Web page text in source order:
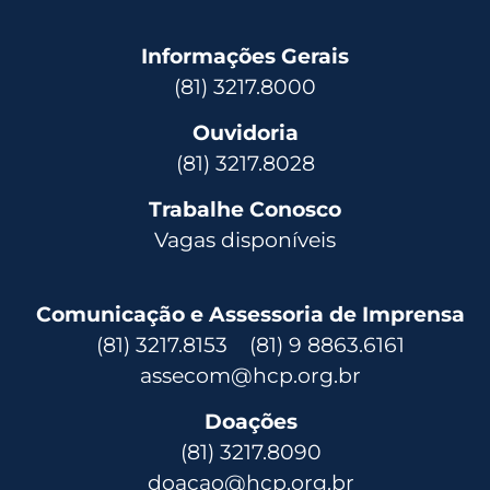
Informações Gerais
(81) 3217.8000
Ouvidoria
(81) 3217.8028
Trabalhe Conosco
Vagas disponíveis
Comunicação e Assessoria de Imprensa
(81) 3217.8153 (81) 9 8863.6161
assecom@hcp.org.br
Doações
(81) 3217.8090
doacao@hcp.org.br